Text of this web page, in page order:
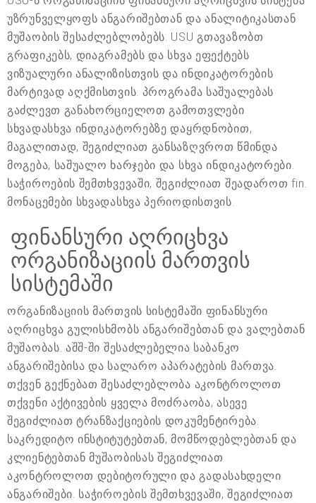
უზრუნველყოფს ანგარიშებთან და ანალიტიკასთან
მუშაობის შესაძლებლობებს. USU გთავაზობთ
გრაფიკებს, დიაგრამებს და სხვა ეფექტებს
ვიზუალური ანალიზისთვის და ინდიკატორების
მარტივად აღქმისთვის. პროგრამა საშუალებას
გაძლევთ განახორციელოთ გამოთვლები
სხვადასხვა ინდიკატორებზე დაყრდნობით,
მაგალითად, შეგიძლიათ განსაზღვროთ წმინდა
მოგება, საშუალო ხარჯები და სხვა ინდიკატორები.
საჭიროების შემთხვევაში, შეგიძლიათ შეადაროთ fin.
მონაცემები სხვადასხვა პერიოდისთვის.
ფინანსური აღრიცხვა
ორგანიზაციის მართვის
სისტემაში
ორგანიზაციის მართვის სისტემაში ფინანსური
აღრიცხვა გულისხმობს ანგარიშებთან და ვალებთან
მუშაობას. აშშ-ში შესაძლებელია საბანკო
ანგარიშებისა და სალარო აპარატების მართვა.
თქვენ გექნებათ შესაძლებლობა აკონტროლოთ
თქვენი აქტივების ყველა მოძრაობა, ასევე
შეგიძლიათ ტრანზაქციების დოკუმენტირება.
საკრედიტო ინსტიტუტებთან, მომწოდებლებთან და
კლიენტებთან მუშაობისას შეგიძლიათ
აკონტროლოთ დებიტორული და გადასახდელი
ანგარიშები. საჭიროების შემთხვევაში, შეგიძლიათ